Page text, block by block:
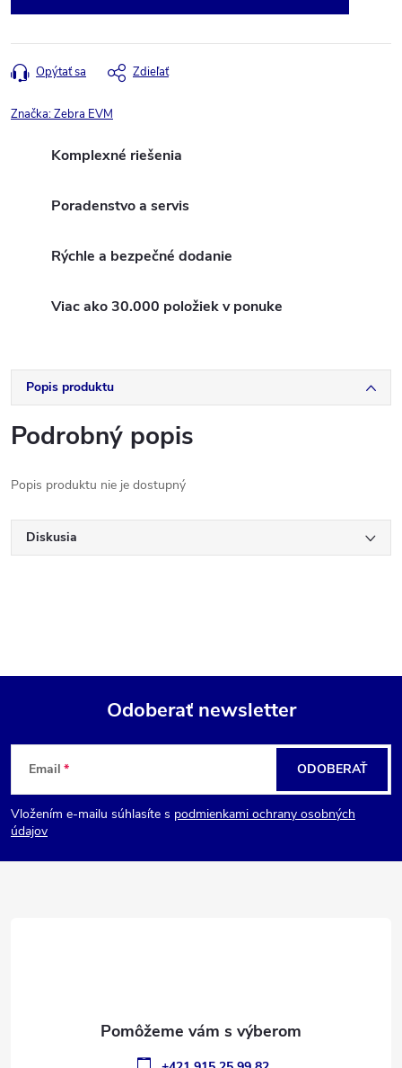
Opýtať sa Zdieľať
Značka:Zebra EVM
Komplexné riešenia
Poradenstvo a servis
Rýchle a bezpečné dodanie
Viac ako 30.000 položiek v ponuke
Popis produktu
Podrobný popis
Popis produktu nie je dostupný
Diskusia
Z
á
p
Odoberať newsletter
Email
Vložením e-mailu súhlasíte s podmienkami ochrany osobných
údajov
ODOBERAŤ